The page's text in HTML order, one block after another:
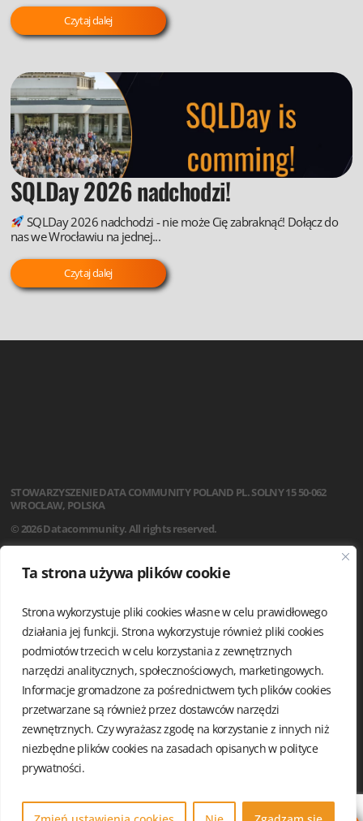
Ta strona używa plików cookie
Strona wykorzystuje pliki cookies własne w celu prawidłowego
działania jej funkcji. Strona wykorzystuje również pliki cookies
podmiotów trzecich w celu korzystania z zewnętrznych
narzędzi analitycznych, społecznościowych, marketingowych.
Informacje gromadzone za pośrednictwem tych plików cookies
przetwarzane są również przez dostawców narzędzi
zewnętrznych. Czy wyrażasz zgodę na korzystanie z innych niż
niezbędne plików cookies na zasadach opisanych w polityce
prywatności.
Czytaj dalej
SQLDay 2026 nadchodzi!
SQLDay 2026 nadchodzi - nie może Cię zabraknąć! Dołącz do
nas we Wrocławiu na jednej...
Czytaj dalej
STOWARZYSZENIEDATA COMMUNITY POLAND PL. SOLNY 1550-062
WROCŁAW, POLSKA
© 2026 Datacommunity. All rights reserved.
AKTUALNOŚCI
STATUT
REGULAMIN
ZARZĄD I KOMISJA REWIZYJNA
GRUPY LOKALNE
KALENDARIUM
KONTAKT
POLITYKA PRYWATNOŚCI